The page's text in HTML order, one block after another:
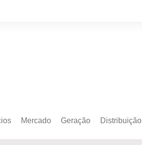
Mercado Geração Distribuição